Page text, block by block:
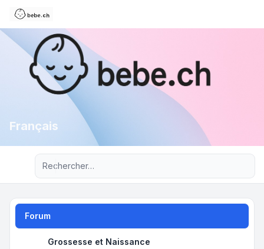
Français
Recherche avancée
Forum
Grossesse et Naissance